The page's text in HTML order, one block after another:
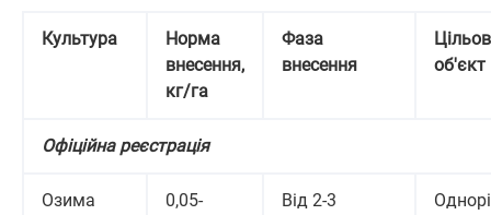
Культура
Норма
внесення,
кг/га
Фаза
внесення
об'єкт
Офіційна реєстрація
Озима
0,05-
Від 2-3